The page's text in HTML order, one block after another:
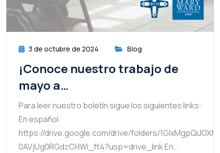
3 de octubre de 2024 Blog
¡Conoce nuestro trabajo de
mayo a…
Para leer nuestro boletín sigue los siguientes links:
En español:
https://drive.google.com/drive/folders/1GIxMgpQiJOXh-
0AVjUg0RGdzCHWi_ft4?usp=drive_link En…